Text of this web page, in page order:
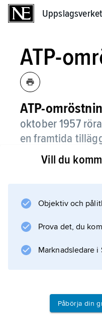
Uppslagsverket
ATP-
ATP-
oktober 1957
en framtida
ATP-omröstningen
blev föremål för
.
Vill du
Objektiv och
Prova det, du
Marknadsledare i
Påbörja din